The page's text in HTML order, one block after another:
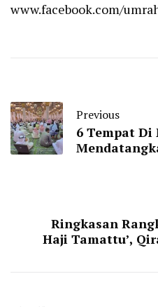
www.facebook.com/
Previous
6 Tempat Di
Ringkasan
Haji Tamattu’,